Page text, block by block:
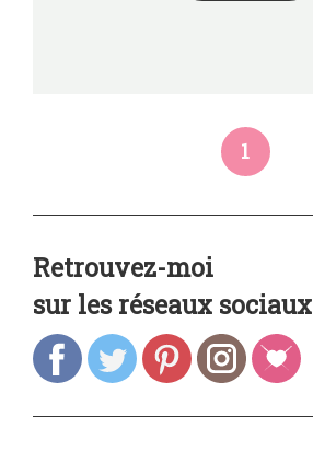
1
Retrouvez-moi
sur les réseaux sociaux